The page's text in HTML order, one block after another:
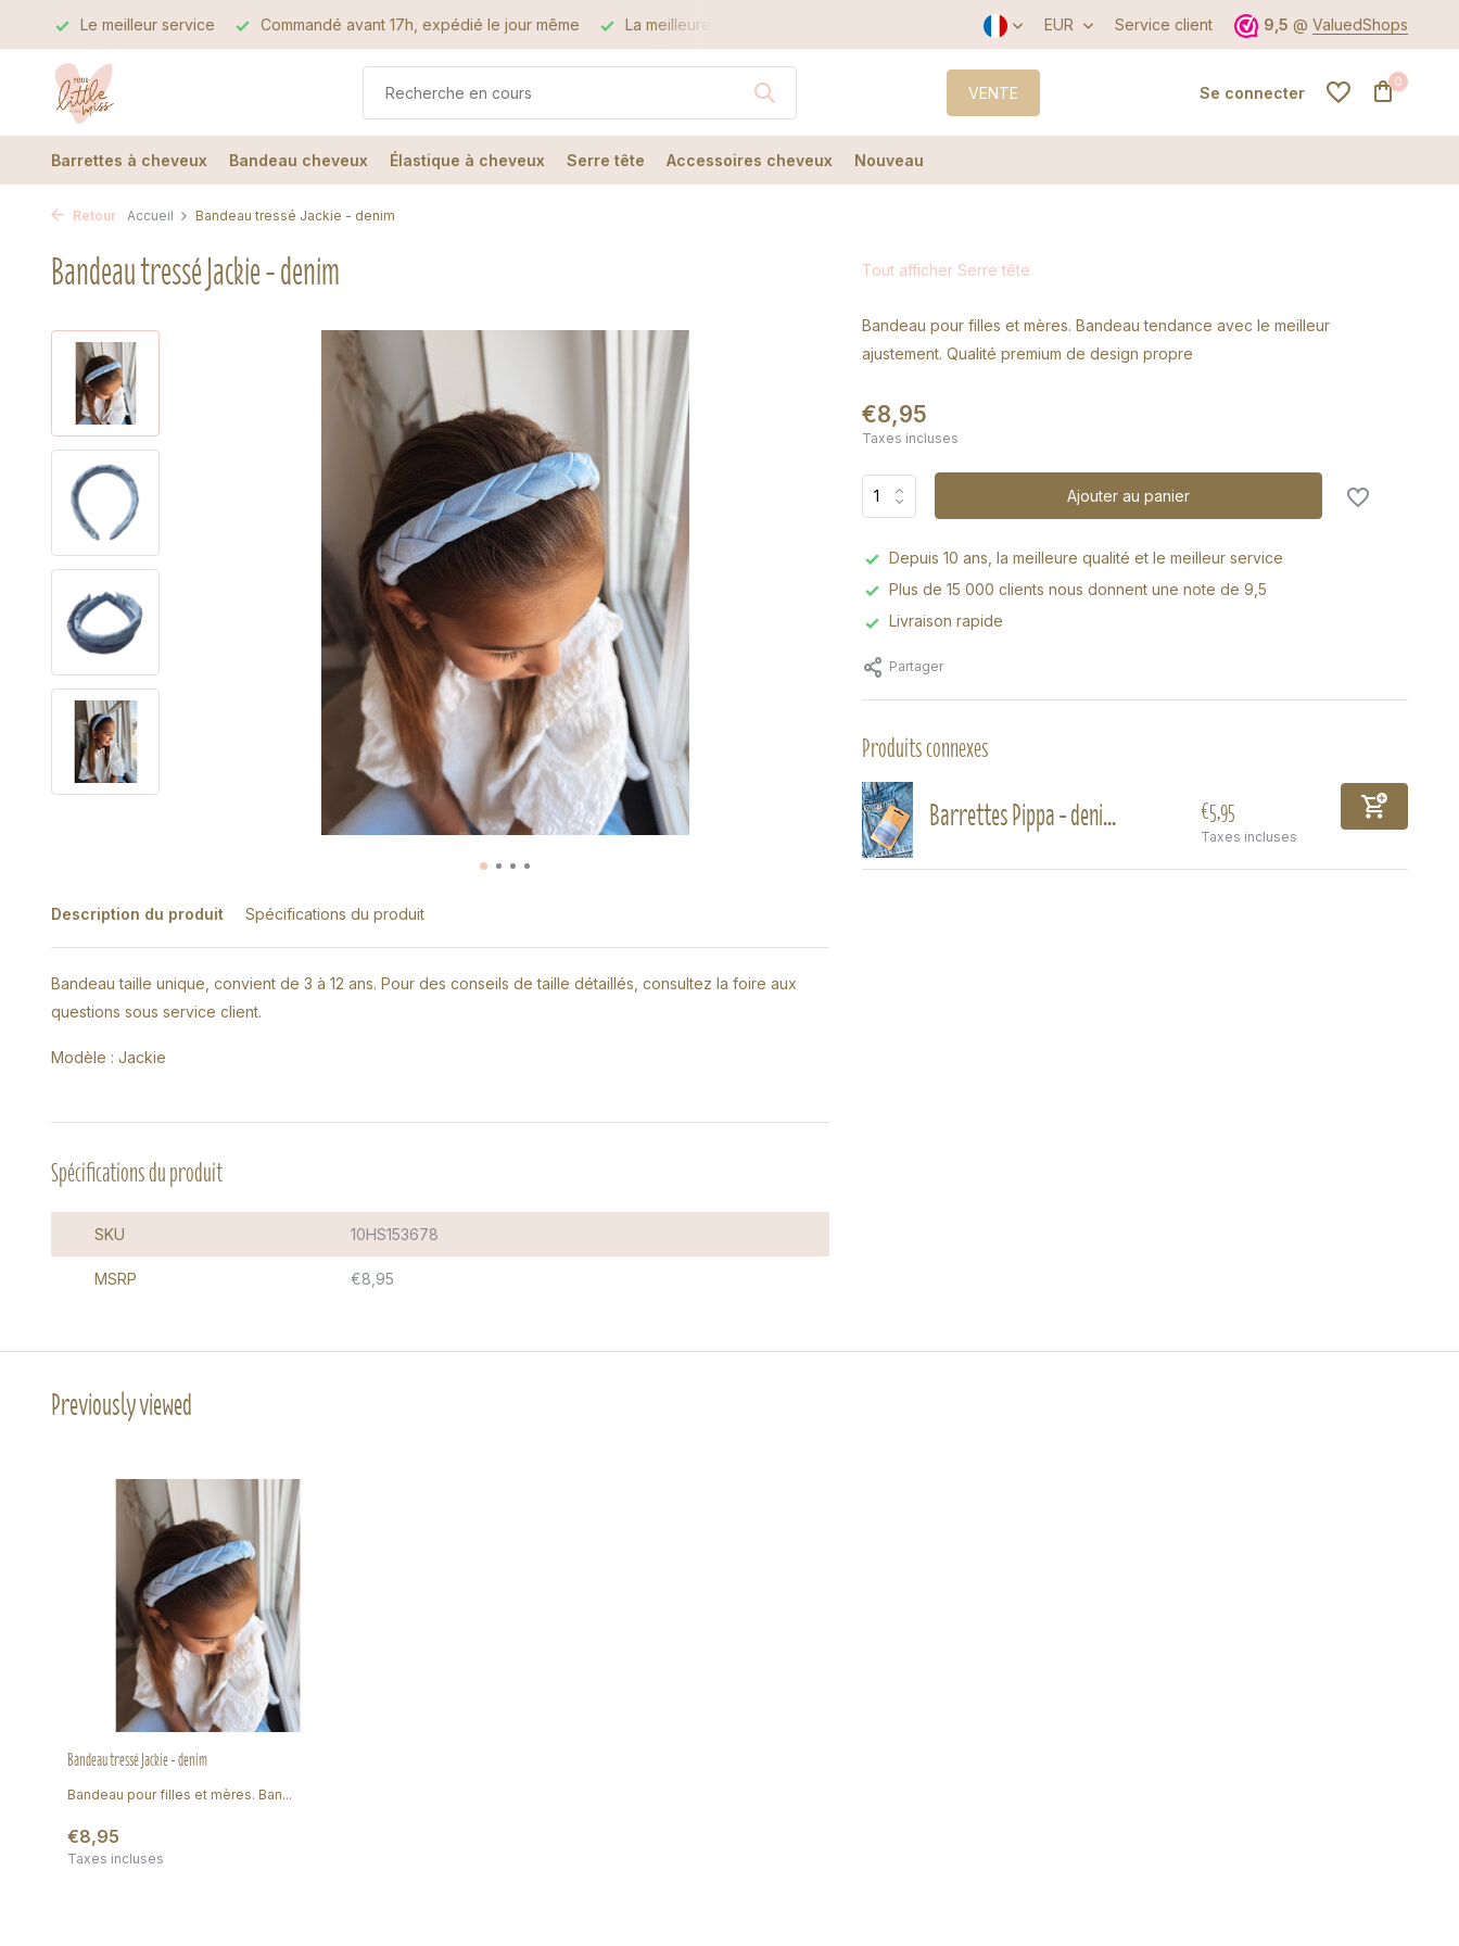
Commandé avant 17h, expédié le jour même La meilleure qualité Le meilleur service EUR Service client 9,5 @ ValuedShops
VENTE Se connecter
0
Barrettes à cheveux Bandeau cheveux Élastique à cheveux Serre tête Accessoires cheveux Nouveau
Retour Accueil Bandeau tressé Jackie - denim
Bandeau tressé Jackie - denim
Description du produit Spécifications du produit
Bandeau taille unique, convient de 3 à 12 ans. Pour des conseils de taille détaillés, consultez la foire aux
questions sous service client.
Modèle : Jackie
Spécifications du produit
SKU 10HS153678
MSRP €8,95
Tout afficher Serre tête
Bandeau pour filles et mères. Bandeau tendance avec le meilleur
ajustement. Qualité premium de design propre
€8,95
Taxes incluses
Ajouter au panier
Depuis 10 ans, la meilleure qualité et le meilleur service
Plus de 15 000 clients nous donnent une note de 9,5
Livraison rapide
Partager
Produits connexes
Barrettes Pippa - deni... €5,95
Taxes incluses
Previously viewed
Bandeau tressé Jackie - denim
Bandeau pour filles et mères. Ban...
€8,95
Taxes incluses